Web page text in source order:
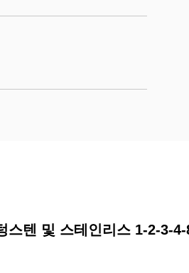
텐 및 스테인리스 1-2-3-